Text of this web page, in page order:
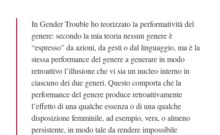
In Gender Trouble ho teorizzato la performatività del
genere: secondo la mia teoria nessun genere è
“espresso” da azioni, da gesti o dal linguaggio, ma è la
stessa performance del genere a generare in modo
retroattivo l’illusione che vi sia un nucleo interno in
ciascuno dei due generi. Questo comporta che la
performance del genere produce retroattivamente
l’effetto di una qualche essenza o di una qualche
disposizione femminile, ad esempio, vera, o almeno
persistente, in modo tale da rendere impossibile